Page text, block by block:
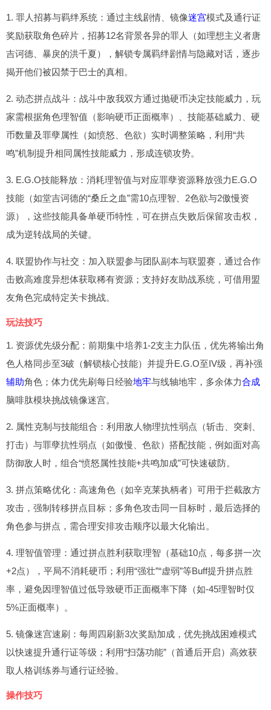
1. 罪人招募与羁绊系统：通过主线剧情、镜像迷宫模式及通行证
奖励获取角色碎片，招募12名背景各异的罪人（如理想主义者唐
吉诃德、暴戾的洪千夏），解锁专属羁绊剧情与隐藏对话，逐步
揭开他们被囚禁于巴士的真相。
2. 动态拼点战斗：战斗中敌我双方通过抛硬币决定技能威力，玩
家需根据角色理智值（影响硬币正面概率）、技能基础威力、硬
币数量及罪孽属性（如愤怒、色欲）实时调整策略，利用“共
鸣”机制提升相同属性技能威力，形成连锁攻势。
3. E.G.O技能释放：消耗理智值与对应罪孽资源释放强力E.G.O
技能（如堂吉诃德的“桑丘之血”需10点理智、2色欲与2傲慢资
源），这些技能具备单硬币特性，可在拼点失败后保留攻击权，
成为逆转战局的关键。
4. 联盟协作与社交：加入联盟参与团队副本与联盟赛，通过合作
击败高难度异想体获取稀有资源；支持好友助战系统，可借用盟
友角色完成特定关卡挑战。
玩法技巧
1. 资源优先级分配：前期集中培养1-2支主力队伍，优先将输出角
色人格同步至3破（解锁核心技能）并提升E.G.O至IV级，再补强
辅助角色；体力优先刷每日经验地牢与线轴地牢，多余体力合成
脑啡肽模块挑战镜像迷宫。
2. 属性克制与技能组合：利用敌人物理抗性弱点（斩击、突刺、
打击）与罪孽抗性弱点（如傲慢、色欲）搭配技能，例如面对高
防御敌人时，组合“愤怒属性技能+共鸣加成”可快速破防。
3. 拼点策略优化：高速角色（如辛克莱执柄者）可用于拦截敌方
攻击，强制转移拼点目标；多角色攻击同一目标时，最后选择的
角色参与拼点，需合理安排攻击顺序以最大化输出。
4. 理智值管理：通过拼点胜利获取理智（基础10点，每多拼一次
+2点），平局不消耗硬币；利用“强壮”“虚弱”等Buff提升拼点胜
率，避免因理智值过低导致硬币正面概率下降（如-45理智时仅
5%正面概率）。
5. 镜像迷宫速刷：每周四刷新3次奖励加成，优先挑战困难模式
以快速提升通行证等级；利用“扫荡功能”（首通后开启）高效获
取人格训练券与通行证经验。
操作技巧